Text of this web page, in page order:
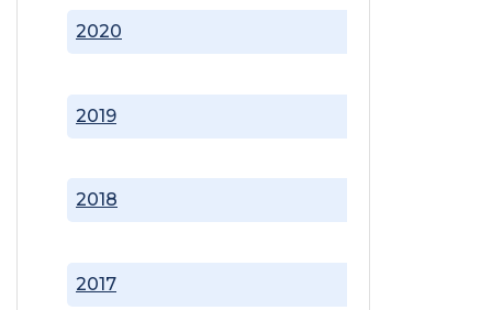
2017
2018
2019
2020